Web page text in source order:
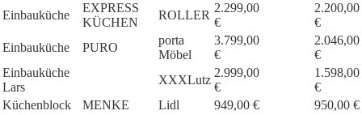
Einbauküche
EXPRESS
KÜCHEN
ROLLER
2.299,00
€
2.200,00
€
Einbauküche
PURO
porta
Möbel
3.799,00
€
2.046,00
€
Einbauküche
Lars
XXXLutz
2.999,00
€
1.598,00
€
Küchenblock
MENKE Lidl 949,00 €
950,00 €